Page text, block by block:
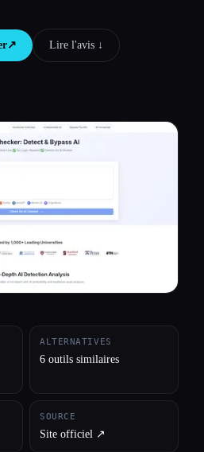
↗︎ Lire l'avis ↓︎
ALTERNATIVES
6 outils similaires
SOURCE
Site officiel ↗︎